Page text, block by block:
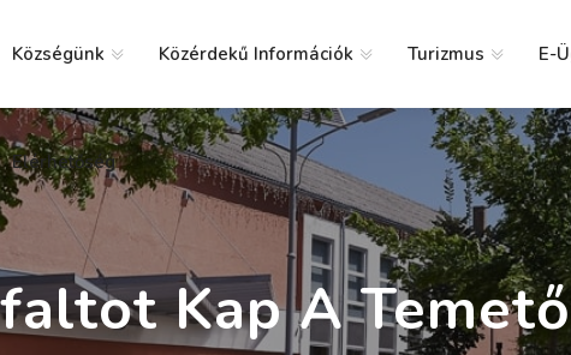
Községünk Közérdekű Információk Turizmus E-
Elérhetőség
Kap A